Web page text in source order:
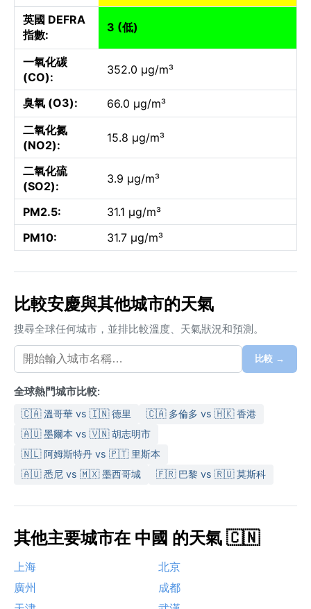
英國 DEFRA
指數:
3 (低)
一氧化碳
(CO):
352.0 µg/m³
臭氧 (O3):
66.0 µg/m³
二氧化氮
(NO2):
15.8 µg/m³
二氧化硫
(SO2):
3.9 µg/m³
PM2.5:
31.1 µg/m³
PM10:
31.7 µg/m³
比較安慶與其他城市的天氣
搜尋全球任何城市，並排比較溫度、天氣狀況和預測。
比較 →
全球熱門城市比較:
🇨🇦 溫哥華 vs 🇮🇳 德里
🇨🇦 多倫多 vs 🇭🇰 香港
🇦🇺 墨爾本 vs 🇻🇳 胡志明市
🇳🇱 阿姆斯特丹 vs 🇵🇹 里斯本
🇦🇺 悉尼 vs 🇲🇽 墨西哥城
🇫🇷 巴黎 vs 🇷🇺 莫斯科
其他主要城市在 中國 的天氣 🇨🇳
上海
北京
廣州
成都